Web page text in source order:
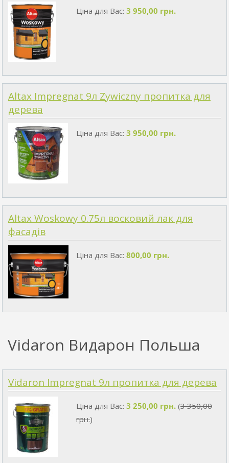
Ціна для Вас: 3 950,00 грн.
Altax Impregnat 9л Zywiczny пропитка для
дерева
Ціна для Вас: 3 950,00 грн.
Altax Woskowy 0.75л восковий лак для
фасадів
Ціна для Вас: 800,00 грн.
Vidaron Видарон Польша
Vidaron Impregnat 9л пропитка для дерева
Ціна для Вас: 3 250,00 грн.(3 350,00
грн.)